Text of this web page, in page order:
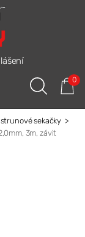
0
sekačky
3m, závit